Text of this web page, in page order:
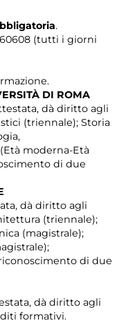
.
(tutti i giorni
DI ROMA
dà diritto agli
(triennale); Storia
moderna-Età
di due
dà diritto agli
(triennale);
(magistrale);
di due
dà diritto agli
formativi.